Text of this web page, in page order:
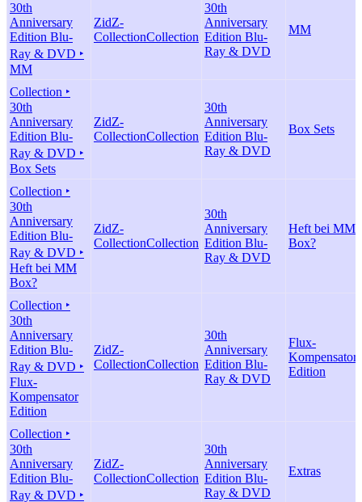
30th
Anniversary
Edition Blu-
Ray & DVD ‣
MM
ZidZ-
CollectionCollection
30th
Anniversary
Edition Blu-
Ray & DVD
MM
Collection ‣
30th
Anniversary
Edition Blu-
Ray & DVD ‣
Box Sets
ZidZ-
CollectionCollection
30th
Anniversary
Edition Blu-
Ray & DVD
Box Sets
Collection ‣
30th
Anniversary
Edition Blu-
Ray & DVD ‣
Heft bei MM
Box?
ZidZ-
CollectionCollection
30th
Anniversary
Edition Blu-
Ray & DVD
Heft bei MM
Box?
Collection ‣
30th
Anniversary
Edition Blu-
Ray & DVD ‣
Flux-
Kompensator
Edition
ZidZ-
CollectionCollection
30th
Anniversary
Edition Blu-
Ray & DVD
Flux-
Kompensator
Edition
Collection ‣
30th
Anniversary
Edition Blu-
Ray & DVD ‣
ZidZ-
CollectionCollection
30th
Anniversary
Edition Blu-
Ray & DVD
Extras